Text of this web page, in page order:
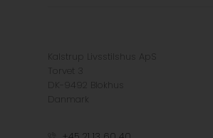
Kalstrup Livsstilshus ApS
Torvet 3
DK-9492 Blokhus
Danmark